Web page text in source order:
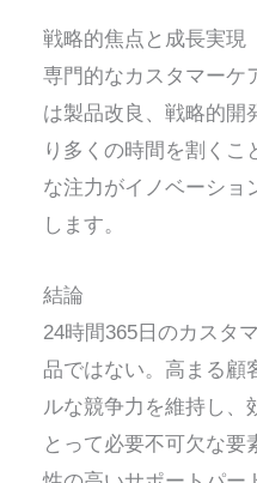
戦略的焦点と成長実現
専門的なカスタマーケ
は製品改良、戦略的開
り多くの時間を割くこ
な注力がイノベーショ
します。
結論
24時間365日のカスタ
品ではない。高まる顧
ルな競争力を維持し、
とって必要不可欠な要